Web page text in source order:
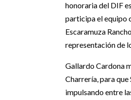
honoraria del DIF
participa el equipo
Escaramuza
representación de
Gallardo Cardona
Charrería, para que
impulsando entre